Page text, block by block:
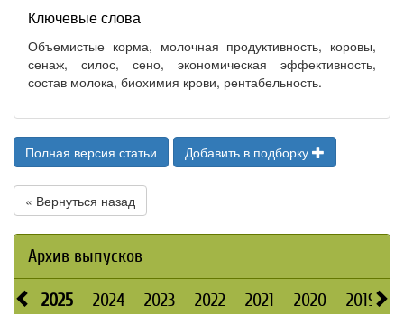
Ключевые слова
Объемистые корма, молочная продуктивность, коровы,
сенаж, силос, сено, экономическая эффективность,
состав молока, биохимия крови, рентабельность.
Полная версия статьи Добавить в подборку
« Вернуться назад
Архив выпусков
2025 2024 2023 2022 2021 2020 2019